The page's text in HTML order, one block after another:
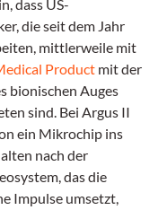
dass US-
die seit dem Jahr
mittlerweile mit
Product mit der
bionischen Auges
sind. Bei Argus II
ein Mikrochip ins
nach der
das die
Impulse umsetzt,